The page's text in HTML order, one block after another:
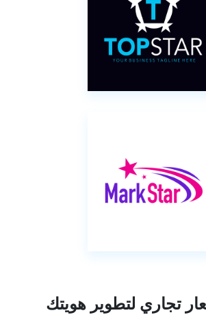
تجاري لتطوير هويتك